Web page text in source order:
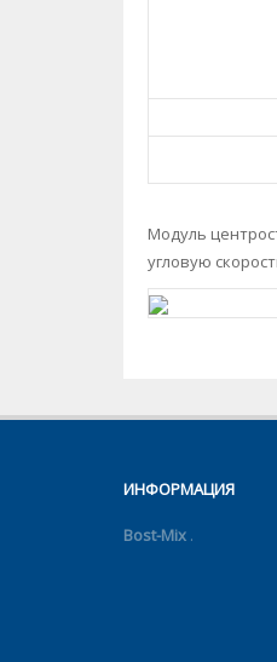
Модуль
угловую
ИНФОРМАЦИЯ
Bost-Mix .